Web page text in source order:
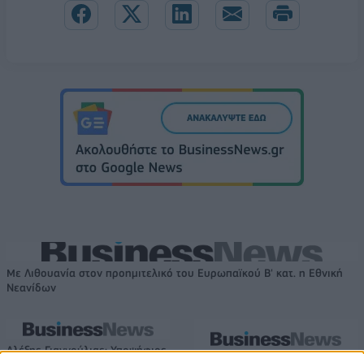
Με Λιθουανία στον προημιτελικό του Ευρωπαϊκού Β' κατ. η Εθνική
Νεανίδων
Αλέξης Γιαννούλιας: Υποψήφιος